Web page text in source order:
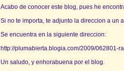
Acabo de conocer este blog, pues he
Si no te importa, te adjunto la direccion a un
Se encuentra en la siguiente direccion:
http://plumabierta.blogia.com/2009/062801-
Un saludo, y enhorabuena por el blog.